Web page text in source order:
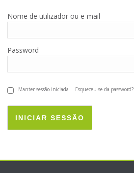
Nome de utilizador ou e-mail
Password
Manter sessão iniciada Esqueceu-se da password?
INICIAR SESSÃO